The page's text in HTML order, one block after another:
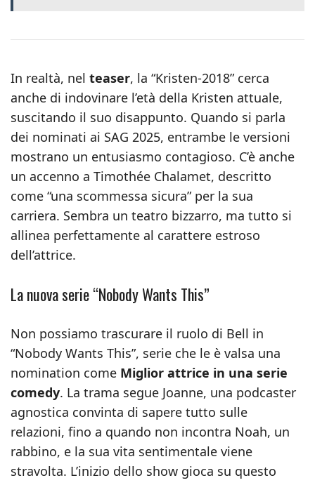
In realtà, nel teaser, la “Kristen-2018” cerca
anche di indovinare l’età della Kristen attuale,
suscitando il suo disappunto. Quando si parla
dei nominati ai SAG 2025, entrambe le versioni
mostrano un entusiasmo contagioso. C’è anche
un accenno a Timothée Chalamet, descritto
come “una scommessa sicura” per la sua
carriera. Sembra un teatro bizzarro, ma tutto si
allinea perfettamente al carattere estroso
dell’attrice.
La nuova serie “Nobody Wants This”
Non possiamo trascurare il ruolo di Bell in
“Nobody Wants This”, serie che le è valsa una
nomination come Miglior attrice in una serie
comedy. La trama segue Joanne, una podcaster
agnostica convinta di sapere tutto sulle
relazioni, fino a quando non incontra Noah, un
rabbino, e la sua vita sentimentale viene
stravolta. L’inizio dello show gioca su questo